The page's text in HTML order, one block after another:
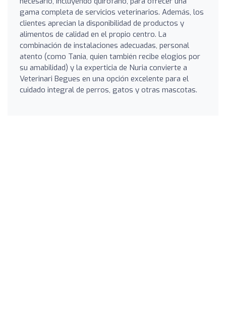
gama completa de servicios veterinarios. Además, los
clientes aprecian la disponibilidad de productos y
alimentos de calidad en el propio centro. La
combinación de instalaciones adecuadas, personal
atento (como Tania, quien también recibe elogios por
su amabilidad) y la experticia de Nuria convierte a
Veterinari Begues en una opción excelente para el
cuidado integral de perros, gatos y otras mascotas.